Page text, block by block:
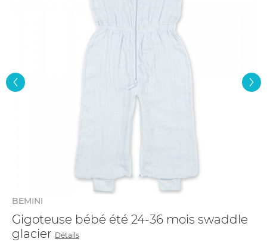
BEMINI
Gigoteuse bébé été 24-36 mois swaddle
glacier Détails